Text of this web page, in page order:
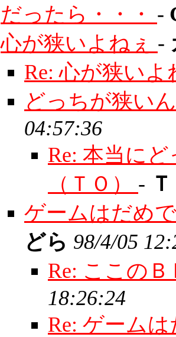
だったら・・・ -
心が狭いよねぇ -
Re: 心が狭い
どっちが狭い
04:57:36
Re: 本当に
（ＴＯ） -
ゲームはだめ
どら 98/4/05
Re: ここの
18:26:24
Re: ゲーム